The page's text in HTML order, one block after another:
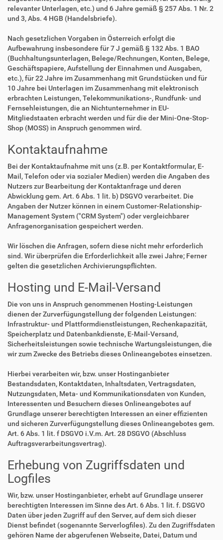
relevanter Unterlagen, etc.) und 6 Jahre gemäß § 257 Abs. 1 Nr. 2
und 3, Abs. 4 HGB (Handelsbriefe).
Nach gesetzlichen Vorgaben in Österreich erfolgt die
Aufbewahrung insbesondere für 7 J gemäß § 132 Abs. 1 BAO
(Buchhaltungsunterlagen, Belege/Rechnungen, Konten, Belege,
Geschäftspapiere, Aufstellung der Einnahmen und Ausgaben,
etc.), für 22 Jahre im Zusammenhang mit Grundstücken und für
10 Jahre bei Unterlagen im Zusammenhang mit elektronisch
erbrachten Leistungen, Telekommunikations-, Rundfunk- und
Fernsehleistungen, die an Nichtunternehmer in EU-
Mitgliedstaaten erbracht werden und für die der Mini-One-Stop-
Shop (MOSS) in Anspruch genommen wird.
Kontaktaufnahme
Bei der Kontaktaufnahme mit uns (z.B. per Kontaktformular, E-
Mail, Telefon oder via sozialer Medien) werden die Angaben des
Nutzers zur Bearbeitung der Kontaktanfrage und deren
Abwicklung gem. Art. 6 Abs. 1 lit. b) DSGVO verarbeitet. Die
Angaben der Nutzer können in einem Customer-Relationship-
Management System ("CRM System") oder vergleichbarer
Anfragenorganisation gespeichert werden.
Wir löschen die Anfragen, sofern diese nicht mehr erforderlich
sind. Wir überprüfen die Erforderlichkeit alle zwei Jahre; Ferner
gelten die gesetzlichen Archivierungspflichten.
Hosting und E-Mail-Versand
Die von uns in Anspruch genommenen Hosting-Leistungen
dienen der Zurverfügungstellung der folgenden Leistungen:
Infrastruktur- und Plattformdienstleistungen, Rechenkapazität,
Speicherplatz und Datenbankdienste, E-Mail-Versand,
Sicherheitsleistungen sowie technische Wartungsleistungen, die
wir zum Zwecke des Betriebs dieses Onlineangebotes einsetzen.
Hierbei verarbeiten wir, bzw. unser Hostinganbieter
Bestandsdaten, Kontaktdaten, Inhaltsdaten, Vertragsdaten,
Nutzungsdaten, Meta- und Kommunikationsdaten von Kunden,
Interessenten und Besuchern dieses Onlineangebotes auf
Grundlage unserer berechtigten Interessen an einer effizienten
und sicheren Zurverfügungstellung dieses Onlineangebotes gem.
Art. 6 Abs. 1 lit. f DSGVO i.V.m. Art. 28 DSGVO (Abschluss
Auftragsverarbeitungsvertrag).
Erhebung von Zugriffsdaten und
Logfiles
Wir, bzw. unser Hostinganbieter, erhebt auf Grundlage unserer
berechtigten Interessen im Sinne des Art. 6 Abs. 1 lit. f. DSGVO
Daten über jeden Zugriff auf den Server, auf dem sich dieser
Dienst befindet (sogenannte Serverlogfiles). Zu den Zugriffsdaten
gehören Name der abgerufenen Webseite, Datei, Datum und